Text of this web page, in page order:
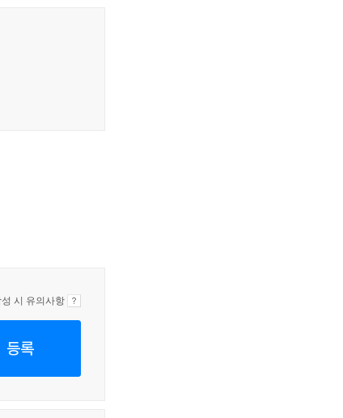
성 시 유의사항
등록